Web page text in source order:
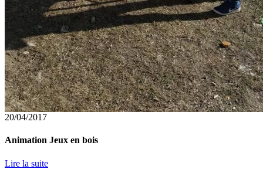
20/04/2017
Animation Jeux en bois
Lire la suite